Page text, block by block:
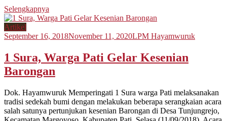
Selengkapnya
Artikel
September 16, 2018November 11, 2020LPM Hayamwuruk
1 Sura, Warga Pati Gelar Kesenian
Barongan
Dok. Hayamwuruk Memperingati 1 Sura warga Pati melaksanakan
tradisi sedekah bumi dengan melakukan beberapa serangkaian acara
salah satunya pertunjukan kesenian Barongan di Desa Tunjungrejo,